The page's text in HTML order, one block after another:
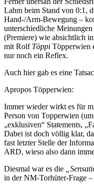
Lahm beim Stand von 0:1,
Hand-/Arm-Bewegung –
unterschiedliche
(Premiere) wie absichtlich
mit Rolf Töppi Töpperwien
nur noch ein Reflex.
Auch hier gab es eine
Apropos Töpperwien:
Immer wieder wirkt es für
Person von Topperwien
„exklusiven“ Statements,
Dabei ist doch völlig klar,
fast letzter Stelle der
ARD, wieso also dann
Diesmal war es die
in der NM-Torhüter-Frage –